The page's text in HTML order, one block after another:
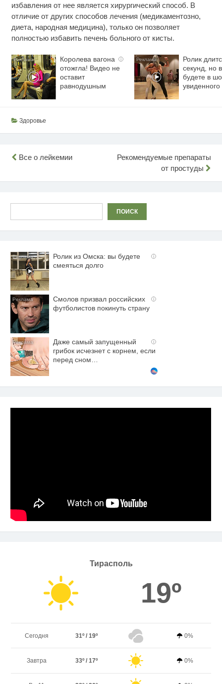
избавления от нее является хирургический способ. В
отличие от других способов лечения (медикаментозно,
диета, народная медицина), только он позволяет
полностью избавить печень больного от кисты.
i
Королева вагона
отожгла! Видео не
оставит
равнодушным
Ролик
секунд, но
будете в
увиденного
Здоровье
Навигация
Все о лейкемии
Рекомендуемые препараты
от простуды
ПОИСК
i
Ролик из Омска: вы будете
смеяться долго
i
Смолов призвал российских
футболистов покинуть страну
i
Даже самый запущенный
грибок исчезнет с корнем, если
перед сном…
Тирасполь
19º
Сегодня 31º / 19º 0%
Завтра 33º / 17º 0%